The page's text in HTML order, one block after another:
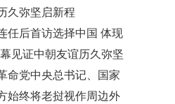
久弥坚启新程
任后首访选择中国 体现
高度重视
见证中朝友谊历久弥坚
命党中央总书记、国家
始终将老挝视作周边外